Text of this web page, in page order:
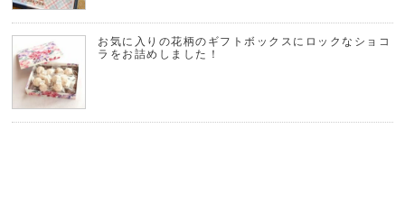
お気に入りの花柄のギフトボックスにロックなショコ
ラをお詰めしました！